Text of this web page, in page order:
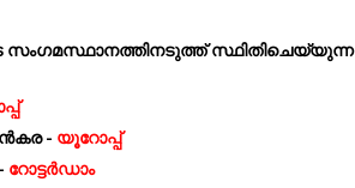
സ്ഥിതിചെയ്യുന്ന
- യൂറോപ്പ്
റോട്ടർഡാം